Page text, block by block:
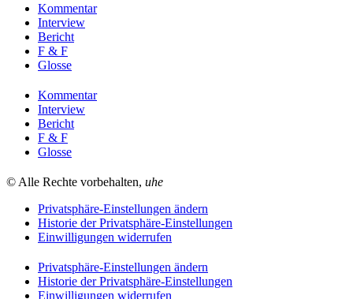
Kommentar
Interview
Bericht
F & F
Glosse
Kommentar
Interview
Bericht
F & F
Glosse
© Alle Rechte vorbehalten, uhe
Privatsphäre-Einstellungen ändern
Historie der Privatsphäre-Einstellungen
Einwilligungen widerrufen
Privatsphäre-Einstellungen ändern
Historie der Privatsphäre-Einstellungen
Einwilligungen widerrufen